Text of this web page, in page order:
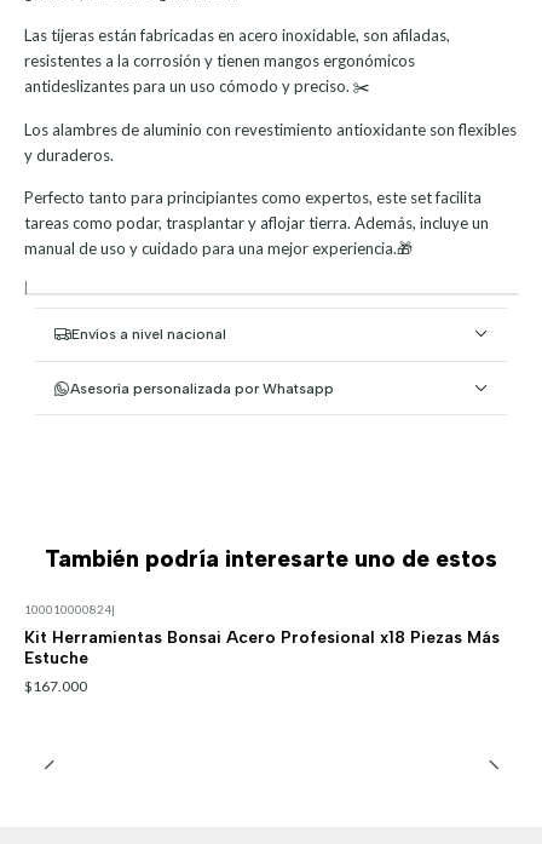
Las tijeras están fabricadas en acero inoxidable, son afiladas,
resistentes a la corrosión y tienen mangos ergonómicos
antideslizantes para un uso cómodo y preciso. ✂️
Los alambres de aluminio con revestimiento antioxidante son flexibles
y duraderos.
Perfecto tanto para principiantes como expertos, este set facilita
tareas como podar, trasplantar y aflojar tierra. Además, incluye un
manual de uso y cuidado para una mejor experiencia.🎁
Envíos a nivel nacional
Asesoría personalizada por Whatsapp
También podría interesarte uno de estos
100010000824|
Kit Herramientas Bonsai Acero Profesional x18 Piezas Más
Estuche
$167.000